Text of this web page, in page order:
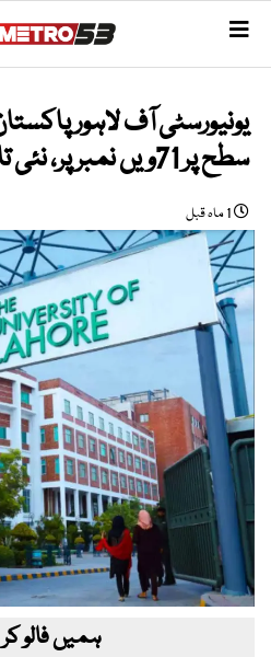
یونیورسٹی آف لاہور
سطح پر 71ویں نمبر پر، نئی تاریخ رقم
1 ماہ قبل
ہمیں فالو